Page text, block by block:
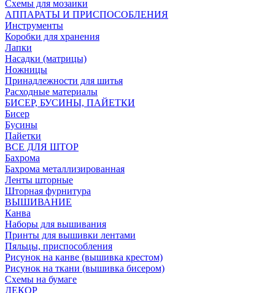
Схемы для мозаики
АППАРАТЫ И ПРИСПОСОБЛЕНИЯ
Инструменты
Коробки для хранения
Лапки
Насадки (матрицы)
Ножницы
Принадлежности для шитья
Расходные материалы
БИСЕР, БУСИНЫ, ПАЙЕТКИ
Бисер
Бусины
Пайетки
ВСЕ ДЛЯ ШТОР
Бахрома
Бахрома металлизированная
Ленты шторные
Шторная фурнитура
ВЫШИВАНИЕ
Канва
Наборы для вышивания
Принты для вышивки лентами
Пяльцы, приспособления
Рисунок на канве (вышивка крестом)
Рисунок на ткани (вышивка бисером)
Схемы на бумаге
ДЕКОР